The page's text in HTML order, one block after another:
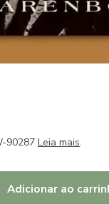
90287 Leia mais.
Adicionar ao